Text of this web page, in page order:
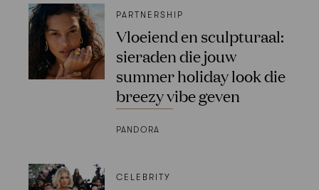
PARTNERSHIP
Vloeiend en sculpturaal:
sieraden die jouw
summer holiday look die
breezy vibe geven
PANDORA
CELEBRITY